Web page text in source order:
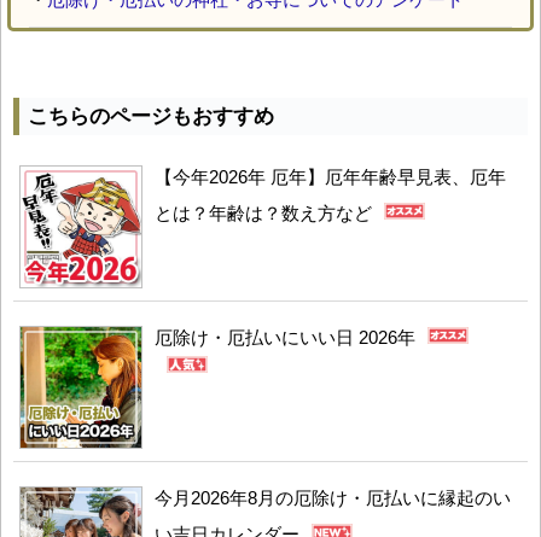
こちらのページもおすすめ
【今年2026年 厄年】厄年年齢早見表、厄年
とは？年齢は？数え方など
厄除け・厄払いにいい日 2026年
今月2026年8月の厄除け・厄払いに縁起のい